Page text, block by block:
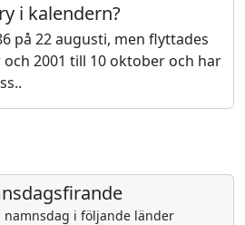
i kalendern?
på 22 augusti, men flyttades
2001 till 10 oktober och har
namnsdag i följande länder